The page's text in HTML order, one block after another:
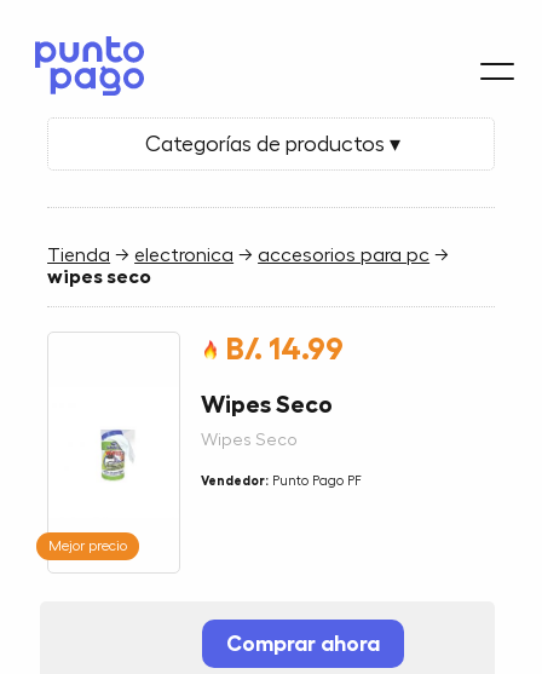
Categorías de productos ▾
Tienda →electronica →accesorios para pc →
wipes seco
Mejor precio
B/. 14.99
Wipes Seco
Wipes Seco
Vendedor: Punto Pago PF
Comprar ahora